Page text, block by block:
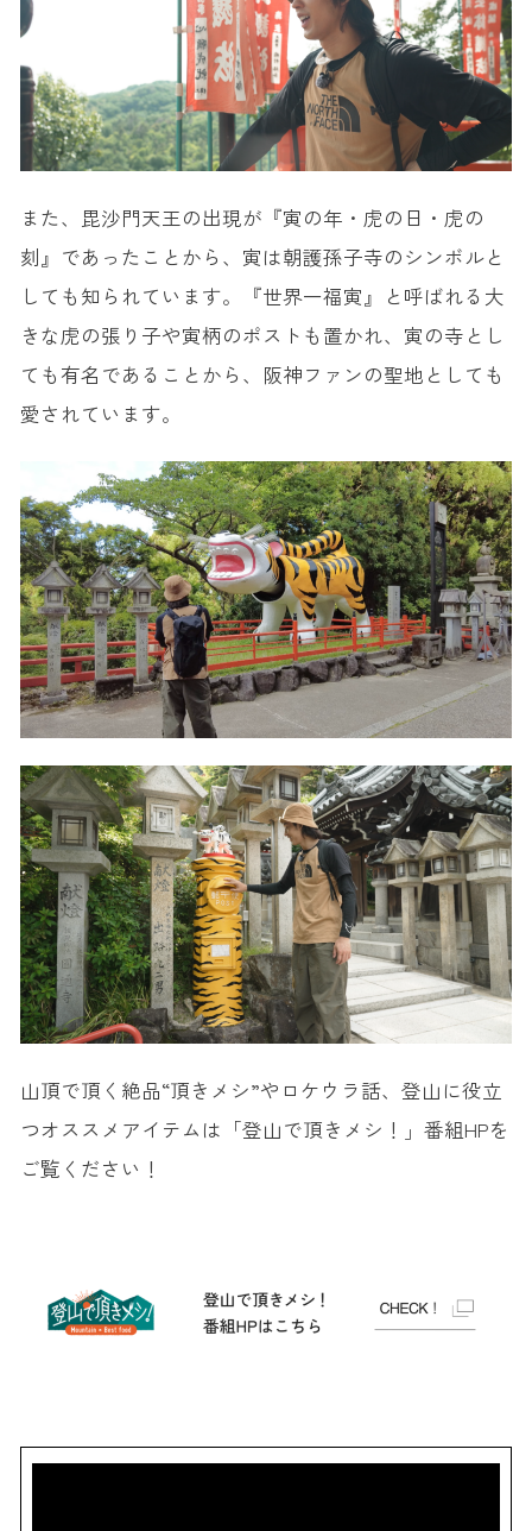
また、毘沙門天王の出現が『寅の年・虎の日・虎の
刻』であったことから、寅は朝護孫子寺のシンボルと
しても知られています。『世界一福寅』と呼ばれる大
きな虎の張り子や寅柄のポストも置かれ、寅の寺とし
ても有名であることから、阪神ファンの聖地としても
愛されています。
山頂で頂く絶品“頂きメシ”やロケウラ話、登山に役立
つオススメアイテムは「登山で頂きメシ！」番組HPを
ご覧ください！